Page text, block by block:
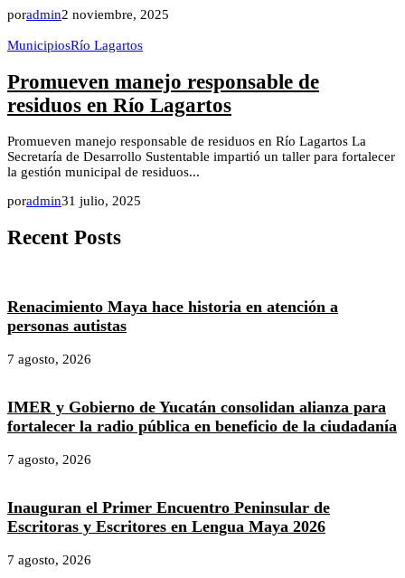
poradmin2 noviembre, 2025
MunicipiosRío Lagartos
Promueven manejo responsable de
residuos en Río Lagartos
Promueven manejo responsable de residuos en Río Lagartos La
Secretaría de Desarrollo Sustentable impartió un taller para fortalecer
la gestión municipal de residuos...
poradmin31 julio, 2025
Recent Posts
Renacimiento Maya hace historia en atención a
personas autistas
7 agosto, 2026
IMER y Gobierno de Yucatán consolidan alianza para
fortalecer la radio pública en beneficio de la ciudadanía
7 agosto, 2026
Inauguran el Primer Encuentro Peninsular de
Escritoras y Escritores en Lengua Maya 2026
7 agosto, 2026